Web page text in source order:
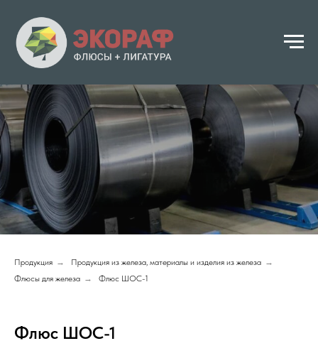
Продукция → Продукция из железа, материалы и изделия из железа →
Флюсы для железа → Флюс ШОС-1
Флюс ШОС-1